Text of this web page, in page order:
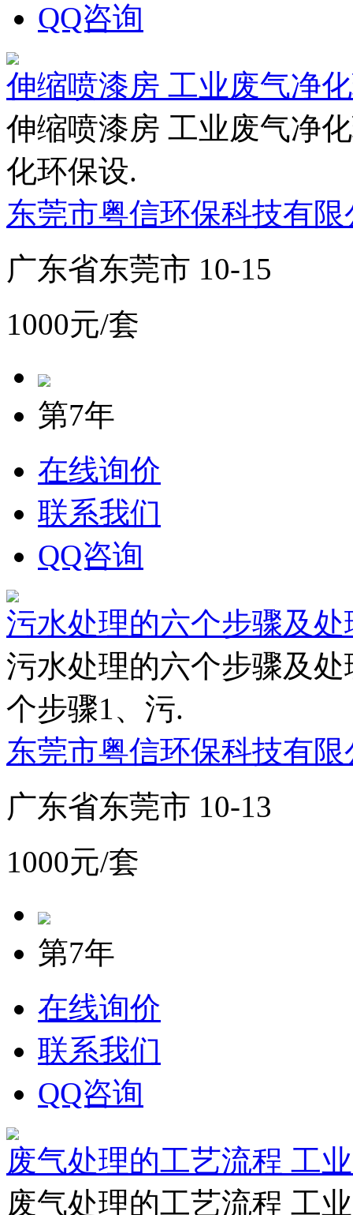
QQ咨询
伸缩喷漆房 工业废气净
伸缩喷漆房 工业废气净
化环保设.
东莞市粤信环保科技有限
广东省东莞市 10-15
1000元/套
第7年
在线询价
联系我们
QQ咨询
污水处理的六个步骤及
污水处理的六个步骤及
个步骤1、污.
东莞市粤信环保科技有限
广东省东莞市 10-13
1000元/套
第7年
在线询价
联系我们
QQ咨询
废气处理的工艺流程 工
废气处理的工艺流程 工